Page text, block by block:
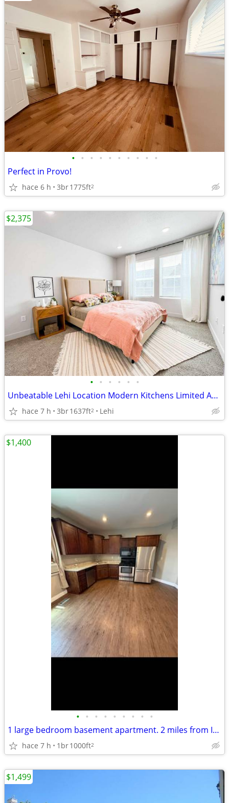
• • • • • • • • • •
Perfect in Provo!
hace 6 h 3br1775ft2
• • • • • •
Unbeatable Lehi Location Modern Kitchens Limited Avail
hace 7 h 3br1637ft2 Lehi
$2,375
• • • • • • • • •
1 large bedroom basement apartment. 2 miles from I-15.
hace 7 h 1br1000ft2
$1,400
$1,499